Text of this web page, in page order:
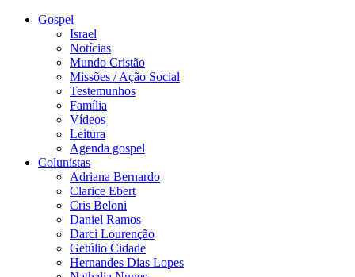
Gospel
Israel
Notícias
Mundo Cristão
Missões / Ação Social
Testemunhos
Família
Vídeos
Leitura
Agenda gospel
Colunistas
Adriana Bernardo
Clarice Ebert
Cris Beloni
Daniel Ramos
Darci Lourenção
Getúlio Cidade
Hernandes Dias Lopes